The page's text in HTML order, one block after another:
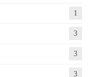
1
3
3
3